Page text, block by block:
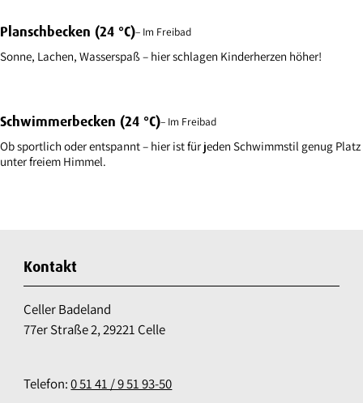
Planschbecken (24 °C)– Im Freibad
Sonne, Lachen, Wasserspaß – hier schlagen Kinderherzen höher!
Schwimmerbecken (24 °C)– Im Freibad
Ob sportlich oder entspannt – hier ist für jeden Schwimmstil genug Platz
unter freiem Himmel.
Kontakt
Celler Badeland
77er Straße 2, 29221 Celle
Telefon:0 51 41 / 9 51 93-50